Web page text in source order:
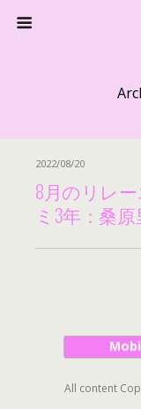
2022/08/20
8月のリレ
ミ3年：桑原
All content